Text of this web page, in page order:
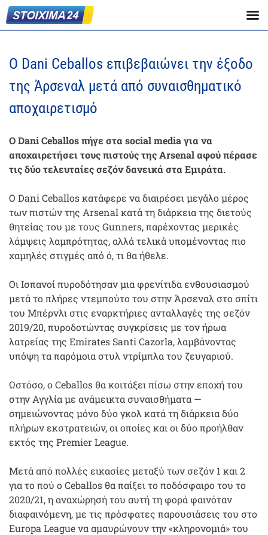
Ο Dani Ceballos επιβεβαιώνει την έξοδο
της Άρσεναλ μετά από συναισθηματικό
αποχαιρετισμό
Ο Dani Ceballos πήγε στα social media για να
αποχαιρετήσει τους πιστούς της Arsenal αφού πέρασε
τις δύο τελευταίες σεζόν δανεικά στα Εμιράτα.
Ο Dani Ceballos κατάφερε να διαιρέσει μεγάλο μέρος
των πιστών της Arsenal κατά τη διάρκεια της διετούς
θητείας του με τους Gunners, παρέχοντας μερικές
λάμψεις λαμπρότητας, αλλά τελικά υπομένοντας πιο
χαμηλές στιγμές από ό, τι θα ήθελε.
Οι Ισπανοί πυροδότησαν μια φρενίτιδα ενθουσιασμού
μετά το πλήρες ντεμπούτο του στην Άρσεναλ στο σπίτι
του Μπέρνλι στις εναρκτήριες ανταλλαγές της σεζόν
2019/20, πυροδοτώντας συγκρίσεις με τον ήρωα
λατρείας της Emirates Santi Cazorla, λαμβάνοντας
υπόψη τα παρόμοια στυλ ντρίμπλα του ζευγαριού.
Ωστόσο, ο Ceballos θα κοιτάξει πίσω στην εποχή του
στην Αγγλία με ανάμεικτα συναισθήματα —
σημειώνοντας μόνο δύο γκολ κατά τη διάρκεια δύο
πλήρων εκστρατειών, οι οποίες και οι δύο προήλθαν
εκτός της Premier League.
Μετά από πολλές εικασίες μεταξύ των σεζόν 1 και 2
για το πού ο Ceballos θα παίξει το ποδόσφαιρο του το
2020/21, η αναχώρησή του αυτή τη φορά φαινόταν
διαφαινόμενη, με τις πρόσφατες παρουσιάσεις του στο
Europa League να αμαυρώνουν την «κληρονομιά» του